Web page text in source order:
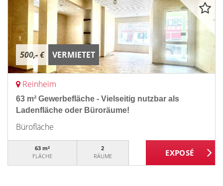
500,- € VERMIETET
Reinheim
63 m² Gewerbefläche - Vielseitig nutzbar als
Ladenfläche oder Büroräume!
Bürofläche
63 m²
FLÄCHE
2
RÄUME